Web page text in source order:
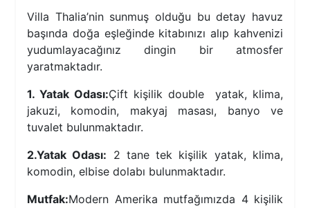
Villa Thalia’nin sunmuş olduğu bu detay havuz
başında doğa eşleğinde kitabınızı alıp kahvenizi
yudumlayacağınız dingin bir atmosfer
yaratmaktadır.
1. Yatak Odası:Çift kişilik double yatak, klima,
jakuzi, komodin, makyaj masası, banyo ve
tuvalet bulunmaktadır.
2.Yatak Odası: 2 tane tek kişilik yatak, klima,
komodin, elbise dolabı bulunmaktadır.
Mutfak:Modern Amerika mutfağımızda 4 kişilik